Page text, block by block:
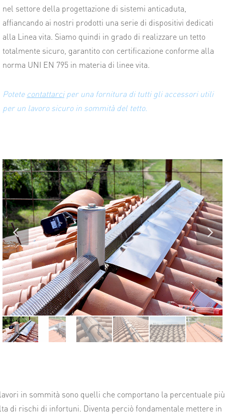
nel settore della progettazione di sistemi anticaduta,
affiancando ai nostri prodotti una serie di dispositivi dedicati
alla Linea vita. Siamo quindi in grado di realizzare un tetto
totalmente sicuro, garantito con certificazione conforme alla
norma UNI EN 795 in materia di linee vita.
Potete contattarciper una fornitura di tutti gli accessori utili
per un lavoro sicuro in sommità del tetto.
in sommità sono quelli che comportano la percentuale più
di rischi di infortuni. Diventa perciò fondamentale mettere in